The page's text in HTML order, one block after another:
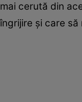
mai cerută din
îngrijire şi care